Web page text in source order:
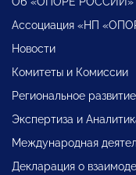
Ассоциация «НП
Новости
Комитеты и Комиссии
Региональное развитие
Экспертиза и
Международная
Декларация о